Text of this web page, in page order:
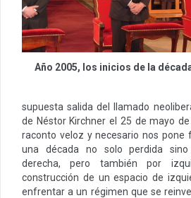
Año 2005, los inicios de la
supuesta salida del llamado
de Néstor Kirchner el 25 de mayo
raconto veloz y necesario nos pone
una década no solo perdida sino
derecha, pero también por
construcción de un espacio de
enfrentar a un régimen que se